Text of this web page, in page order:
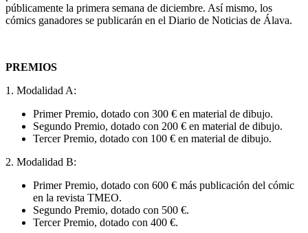
públicamente la primera semana de diciembre. Así mismo, los
cómics ganadores se publicarán en el Diario de Noticias de Álava.
PREMIOS
1. Modalidad A:
Primer Premio, dotado con 300 € en material de dibujo.
Segundo Premio, dotado con 200 € en material de dibujo.
Tercer Premio, dotado con 100 € en material de dibujo.
2. Modalidad B:
Primer Premio, dotado con 600 € más publicación del cómic
en la revista TMEO.
Segundo Premio, dotado con 500 €.
Tercer Premio, dotado con 400 €.